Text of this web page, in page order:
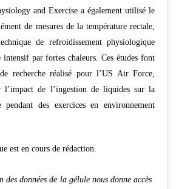
and Exercise a également utilisé le
de mesures de la température rectale,
de refroidissement physiologique
intensif par fortes chaleurs. Ces études font
recherche réalisé pour l’US Air Force,
l’impact de l’ingestion de liquides sur la
pendant des exercices en environnement
est en cours de rédaction.
des données de la gélule nous donne accès